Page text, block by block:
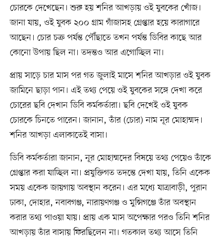
চোরকে দেখেছেন। শুরু হয় শনির আখড়ায় ওই যুবকের খোঁজ।
জানা যায়, ওই যুবক ২০০ গ্রাম গাঁজাসহ গ্রেপ্তার হয়ে কারাগারে
আছেন। চোর চক্র পর্যন্ত পৌঁছাতে তখন পর্যন্ত ডিবির কাছে আর
কোনো উপায় ছিল না। তদন্তও আর এগোচ্ছিল না।
প্রায় সাড়ে চার মাস পর গত জুলাই মাসে শনির আখড়ার ওই যুবক
জামিনে ছাড়া পান। এই তথ্য পেয়ে ওই যুবকের সঙ্গে দেখা করে
চোরের ছবি দেখান ডিবি কর্মকর্তারা। ছবি দেখেই ওই যুবক
চোরকে চিনতে পারেন। জানান, তাঁর (চোর) নাম নূর মোহাম্মদ।
শনির আখড়া এলাকাতেই বাসা।
ডিবি কর্মকর্তারা জানান, নূর মোহাম্মদের বিষয়ে তথ্য পেয়েও তাঁকে
গ্রেপ্তার করা যাচ্ছিল না। প্রযুক্তিগত তদন্তে দেখা যায়, তিনি একেক
সময় একেক জায়গায় অবস্থান করেন। এর মধ্যে যাত্রাবাড়ী, পুরান
ঢাকা, দোহার, নবাবগঞ্জ, নারায়ণগঞ্জ ও মুন্সিগঞ্জে তাঁর অবস্থান
করার তথ্য পাওয়া যায়। প্রায় এক মাস অপেক্ষার পরও তিনি শনির
আখড়ায় তাঁর বাসায় ফিরছিলেন না। গতকাল তথ্য আসে তিনি